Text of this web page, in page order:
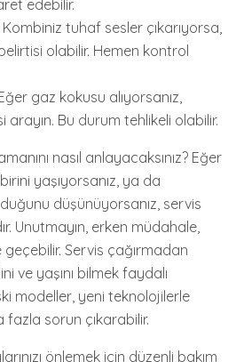
edebilir.
Kombiniz tuhaf sesler çıkarıyorsa,
olabilir. Hemen kontrol
gaz kokusu alıyorsanız,
arayın. Bu durum tehlikeli olabilir.
nasıl anlayacaksınız? Eğer
yaşıyorsanız, ya da
düşünüyorsanız, servis
Unutmayın, erken müdahale,
Servis çağırmadan
ve yaşını bilmek faydalı
modeller, yeni teknolojilerle
fazla sorun çıkarabilir.
önlemek için düzenli bakım